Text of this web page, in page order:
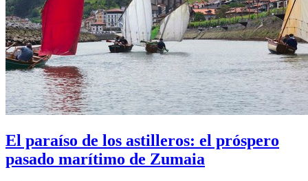
El paraíso de los astilleros: el próspero
pasado marítimo de Zumaia